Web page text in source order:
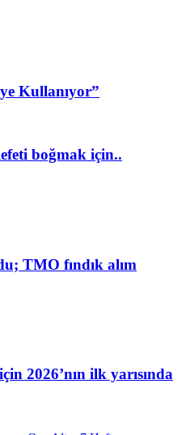
Kullanıyor”
boğmak için..
TMO fındık alım
2026’nın ilk yarısında